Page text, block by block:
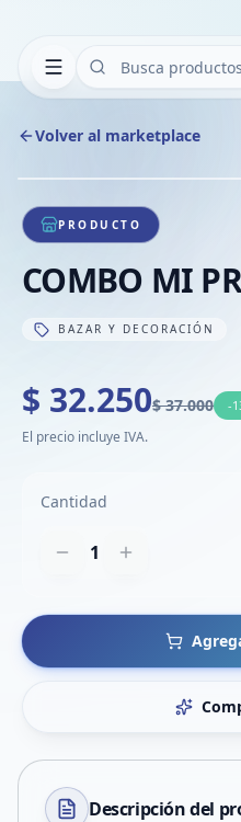
Volver al marketplace
1/1
PRODUCTO
COMBO MI
BAZAR Y DECORACIÓN
$ 32.250$ 37.000 -
El precio incluye IVA.
Cantidad
1
Descripción del